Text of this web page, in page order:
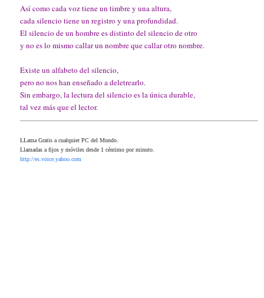
Así como cada voz tiene un timbre y una altura,
cada silencio tiene un registro y una profundidad.
El silencio de un hombre es distinto del silencio de otro
y no es lo mismo callar un nombre que callar otro nombre.
Existe un alfabeto del silencio,
pero no nos han enseñado a deletrearlo.
Sin embargo, la lectura del silencio es la única durable,
tal vez más que el lector.
LLama Gratis a cualquier PC del Mundo.
Llamadas a fijos y móviles desde 1 céntimo por minuto.
http://es.voice.yahoo.com